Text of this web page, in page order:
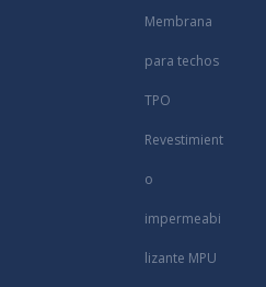
Membrana
para techos
TPO
Revestimient
o
impermeabi
lizante MPU